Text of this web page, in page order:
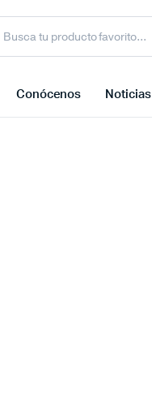
Conócenos Noticias